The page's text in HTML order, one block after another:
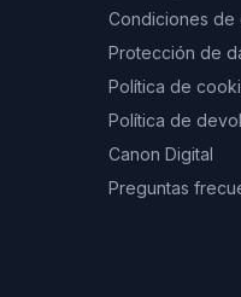
Condiciones de
Protección de
Política de
Política de
Canon Digital
Preguntas